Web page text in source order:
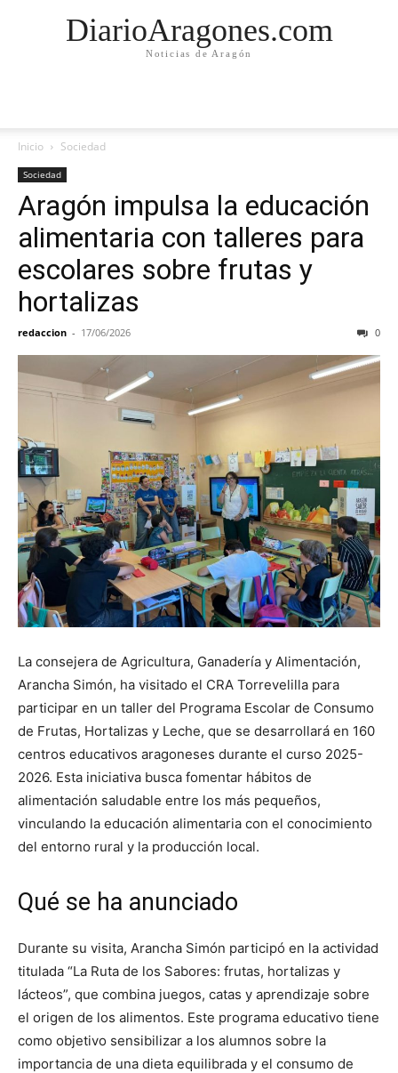
DiarioAragones.com
Noticias de Aragón
Inicio Sociedad
Sociedad
Aragón impulsa la educación
alimentaria con talleres para
escolares sobre frutas y
hortalizas
redaccion - 17/06/2026 0
La consejera de Agricultura, Ganadería y Alimentación,
Arancha Simón, ha visitado el CRA Torrevelilla para
participar en un taller del Programa Escolar de Consumo
de Frutas, Hortalizas y Leche, que se desarrollará en 160
centros educativos aragoneses durante el curso 2025-
2026. Esta iniciativa busca fomentar hábitos de
alimentación saludable entre los más pequeños,
vinculando la educación alimentaria con el conocimiento
del entorno rural y la producción local.
Qué se ha anunciado
Durante su visita, Arancha Simón participó en la actividad
titulada “La Ruta de los Sabores: frutas, hortalizas y
lácteos”, que combina juegos, catas y aprendizaje sobre
el origen de los alimentos. Este programa educativo tiene
como objetivo sensibilizar a los alumnos sobre la
importancia de una dieta equilibrada y el consumo de